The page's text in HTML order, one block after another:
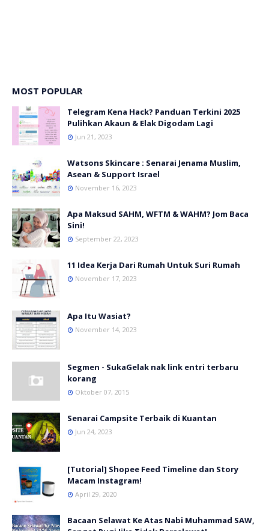
MOST POPULAR
Telegram Kena Hack? Panduan Terkini 2025
Pulihkan Akaun & Elak Digodam Lagi
Jun 21, 2023
Watsons Skincare : Senarai Jenama Muslim,
Asean & Support Israel
November 16, 2023
Apa Maksud SAHM, WFTM & WAHM? Jom Baca
Sini!
September 22, 2023
11 Idea Kerja Dari Rumah Untuk Suri Rumah
November 17, 2023
Apa Itu Wasiat?
November 14, 2023
Segmen - SukaGelak nak link entri terbaru
korang
Oktober 07, 2015
Senarai Campsite Terbaik di Kuantan
Jun 24, 2023
[Tutorial] Shopee Feed Timeline dan Story
Macam Instagram!
April 29, 2020
Bacaan Selawat Ke Atas Nabi Muhammad SAW,